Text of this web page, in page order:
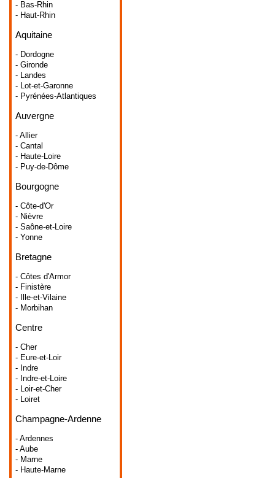
- Bas-Rhin
- Haut-Rhin
Aquitaine
- Dordogne
- Gironde
- Landes
- Lot-et-Garonne
- Pyrénées-Atlantiques
Auvergne
- Allier
- Cantal
- Haute-Loire
- Puy-de-Dôme
Bourgogne
- Côte-d'Or
- Nièvre
- Saône-et-Loire
- Yonne
Bretagne
- Côtes d'Armor
- Finistère
- Ille-et-Vilaine
- Morbihan
Centre
- Cher
- Eure-et-Loir
- Indre
- Indre-et-Loire
- Loir-et-Cher
- Loiret
Champagne-Ardenne
- Ardennes
- Aube
- Marne
- Haute-Marne